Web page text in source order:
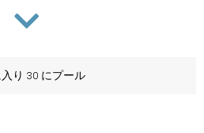
り 30 にプール